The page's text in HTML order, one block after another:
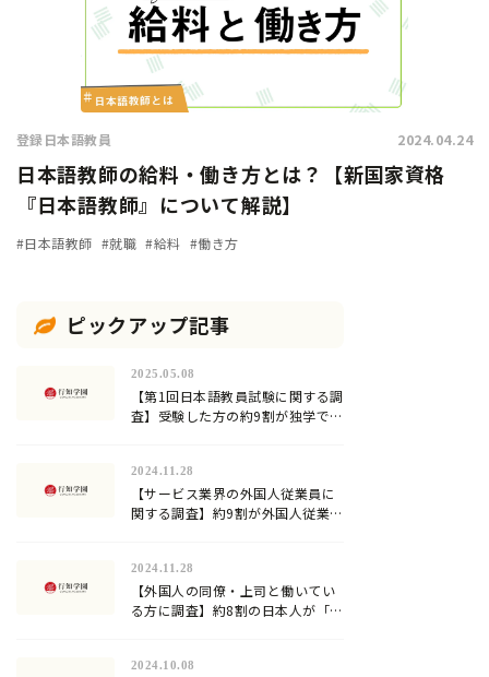
登録日本語教員 2024.04.24
日本語教師の給料・働き方とは？【新国家資格
『日本語教師』について解説】
#日本語教師 #就職 #給料 #働き方
ピックアップ記事
2025.05.08
【第1回日本語教員試験に関する調
査】受験した方の約9割が独学での
2024.11.28
【サービス業界の外国人従業員に
関する調査】約9割が外国人従業員
員』の需要！
2024.11.28
【外国人の同僚・上司と働いてい
る方に調査】約8割の日本人が「日
2024.10.08